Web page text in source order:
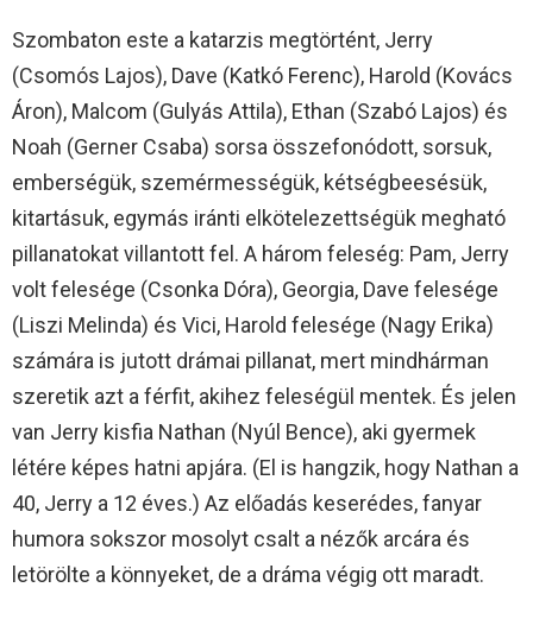
Szombaton este a katarzis megtörtént, Jerry
(Csomós Lajos), Dave (Katkó Ferenc), Harold (Kovács
Áron), Malcom (Gulyás Attila), Ethan (Szabó Lajos) és
Noah (Gerner Csaba) sorsa összefonódott, sorsuk,
emberségük, szemérmességük, kétségbeesésük,
kitartásuk, egymás iránti elkötelezettségük megható
pillanatokat villantott fel. A három feleség: Pam, Jerry
volt felesége (Csonka Dóra), Georgia, Dave felesége
(Liszi Melinda) és Vici, Harold felesége (Nagy Erika)
számára is jutott drámai pillanat, mert mindhárman
szeretik azt a férfit, akihez feleségül mentek. És jelen
van Jerry kisfia Nathan (Nyúl Bence), aki gyermek
létére képes hatni apjára. (El is hangzik, hogy Nathan a
40, Jerry a 12 éves.) Az előadás keserédes, fanyar
humora sokszor mosolyt csalt a nézők arcára és
letörölte a könnyeket, de a dráma végig ott maradt.